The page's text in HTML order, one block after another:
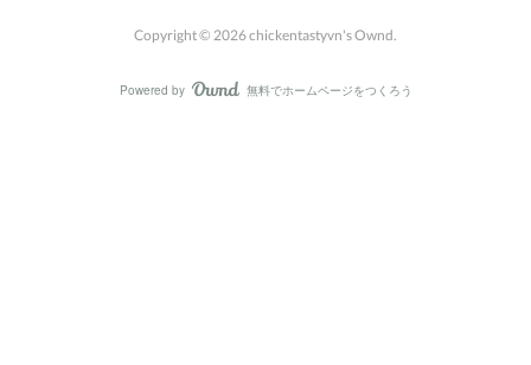
Copyright © 2026chickentastyvn's Ownd.
Powered by AmebaOwnd
無料でホームページをつくろう